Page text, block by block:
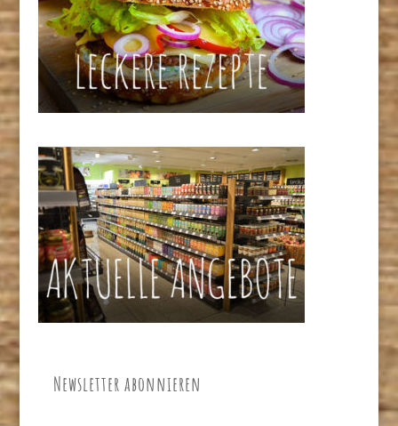
Newsletter abonnieren